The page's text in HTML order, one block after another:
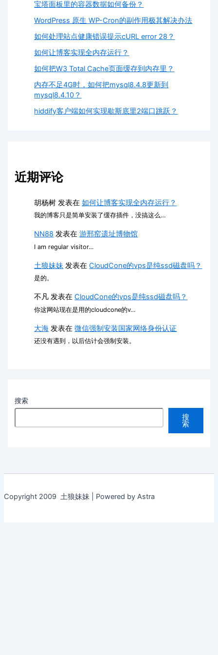
宝塔面板里的容器数据如何备份？
WordPress 原生 WP-Cron的副作用极其解决办法
如何处理站点健康错误提示cURL error 28？
如何让博客实现全内存运行？
如何把W3 Total Cache页面缓存到内存里？
内存不足4G时，如何把mysql8.4.8更新到
mysql8.4.10？
hiddify客户端如何实现歇斯底里2端口跳跃？
近期评论
胡杨树 发表在如何让博客实现全内存运行？
我的博客只是简单安装了缓存插件，没搞这么…
NN88 发表在游邢窑遗址博物馆
I am regular visitor…
土狼妹妹 发表在CloudCone的vps是纯ssd磁盘吗？
是的。
不凡 发表在CloudCone的vps是纯ssd磁盘吗？
你这网站现在是用的cloudcone的v…
大海 发表在微信强制安装国家网络身份认证
还没有遇到，以后估计会强制安装。
搜索
搜
索
Copyright 2009 土狼妹妹 | Powered by Astra